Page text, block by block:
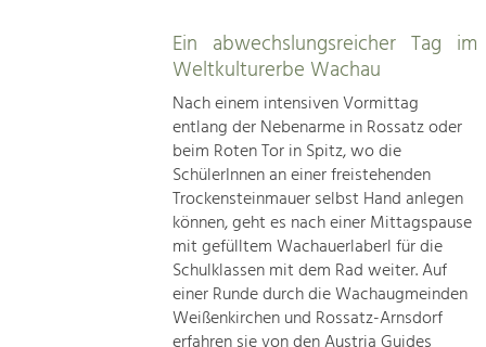
Ein abwechslungsreicher Tag im
Weltkulturerbe Wachau
Nach einem intensiven Vormittag
entlang der Nebenarme in Rossatz oder
beim Roten Tor in Spitz, wo die
SchülerInnen an einer freistehenden
Trockensteinmauer selbst Hand anlegen
können, geht es nach einer Mittagspause
mit gefülltem Wachauerlaberl für die
Schulklassen mit dem Rad weiter. Auf
einer Runde durch die Wachaugmeinden
Weißenkirchen und Rossatz-Arnsdorf